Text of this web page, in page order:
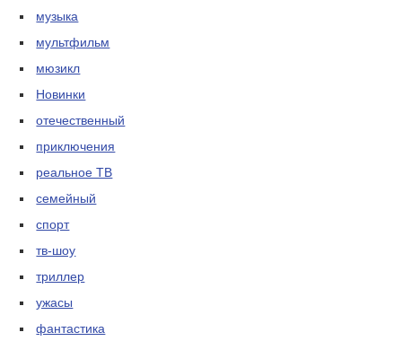
музыка
мультфильм
мюзикл
Новинки
отечественный
приключения
реальное ТВ
семейный
спорт
тв-шоу
триллер
ужасы
фантастика